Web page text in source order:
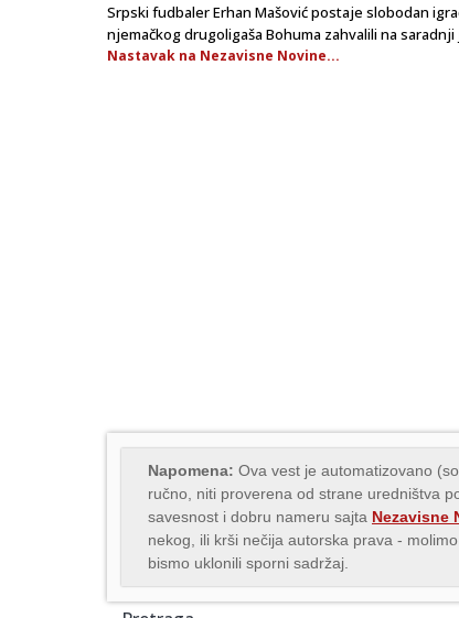
Srpski fudbaler Erhan Mašović postaje slobodan
njemačkog drugoligaša Bohuma zahvalili na
Nastavak na Nezavisne Novine...
Napomena: Ova vest je automatizovano
ručno, niti proverena od strane uredništva
savesnost i dobru nameru sajta Nezavisne
nekog, ili krši nečija autorska prava -
bismo uklonili sporni sadržaj.